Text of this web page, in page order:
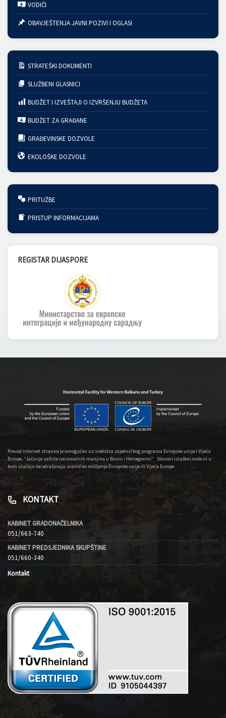
VODIČI
OBAVJEŠTENJA JAVNI POZIVI I OGLASI
STRATEŠKI DOKUMENTI
SLUŽBENI GLASNICI
BUDŽET I IZVEŠTAJI O IZVRŠENJU BUDŽETA
BUDŽET ZA GRAĐANE
GRAĐEVINSKE DOZVOLE
EKOLOŠKE DOZVOLE
PRITUŽBE
PRISTUP INFORMACIJAMA
REGISTAR DIJASPORE
Prevod internet stranice je omogućen uz sredstva zajedničkog programa Evropske unije i Vijeća
Evrope, “Jačanje zaštite nacionalnih manjina u Bosni i Hercegovini” . Stavovi izraženi ovde ni u
kom slučaju ne odražavaju zvanično mišljenje Evropske unije ili Vijeća Evrope.
KONTAKT
KABINET GRADONAČELNIKA
051/663-740
KABINET PREDSJEDNIKA SKUPŠTINE
051/660-340
Kontakt